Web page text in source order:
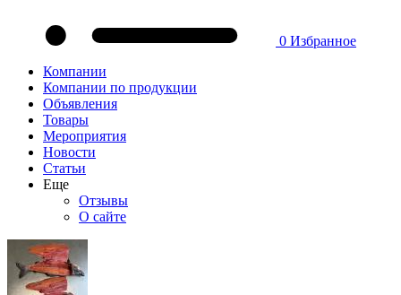
0 Избранное
Компании
Компании по продукции
Объявления
Товары
Мероприятия
Новости
Статьи
Еще
Отзывы
О сайте